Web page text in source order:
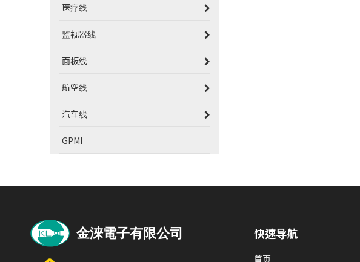
医疗线
监视器线
面板线
航空线
汽车线
GPMI
快速导航
首页